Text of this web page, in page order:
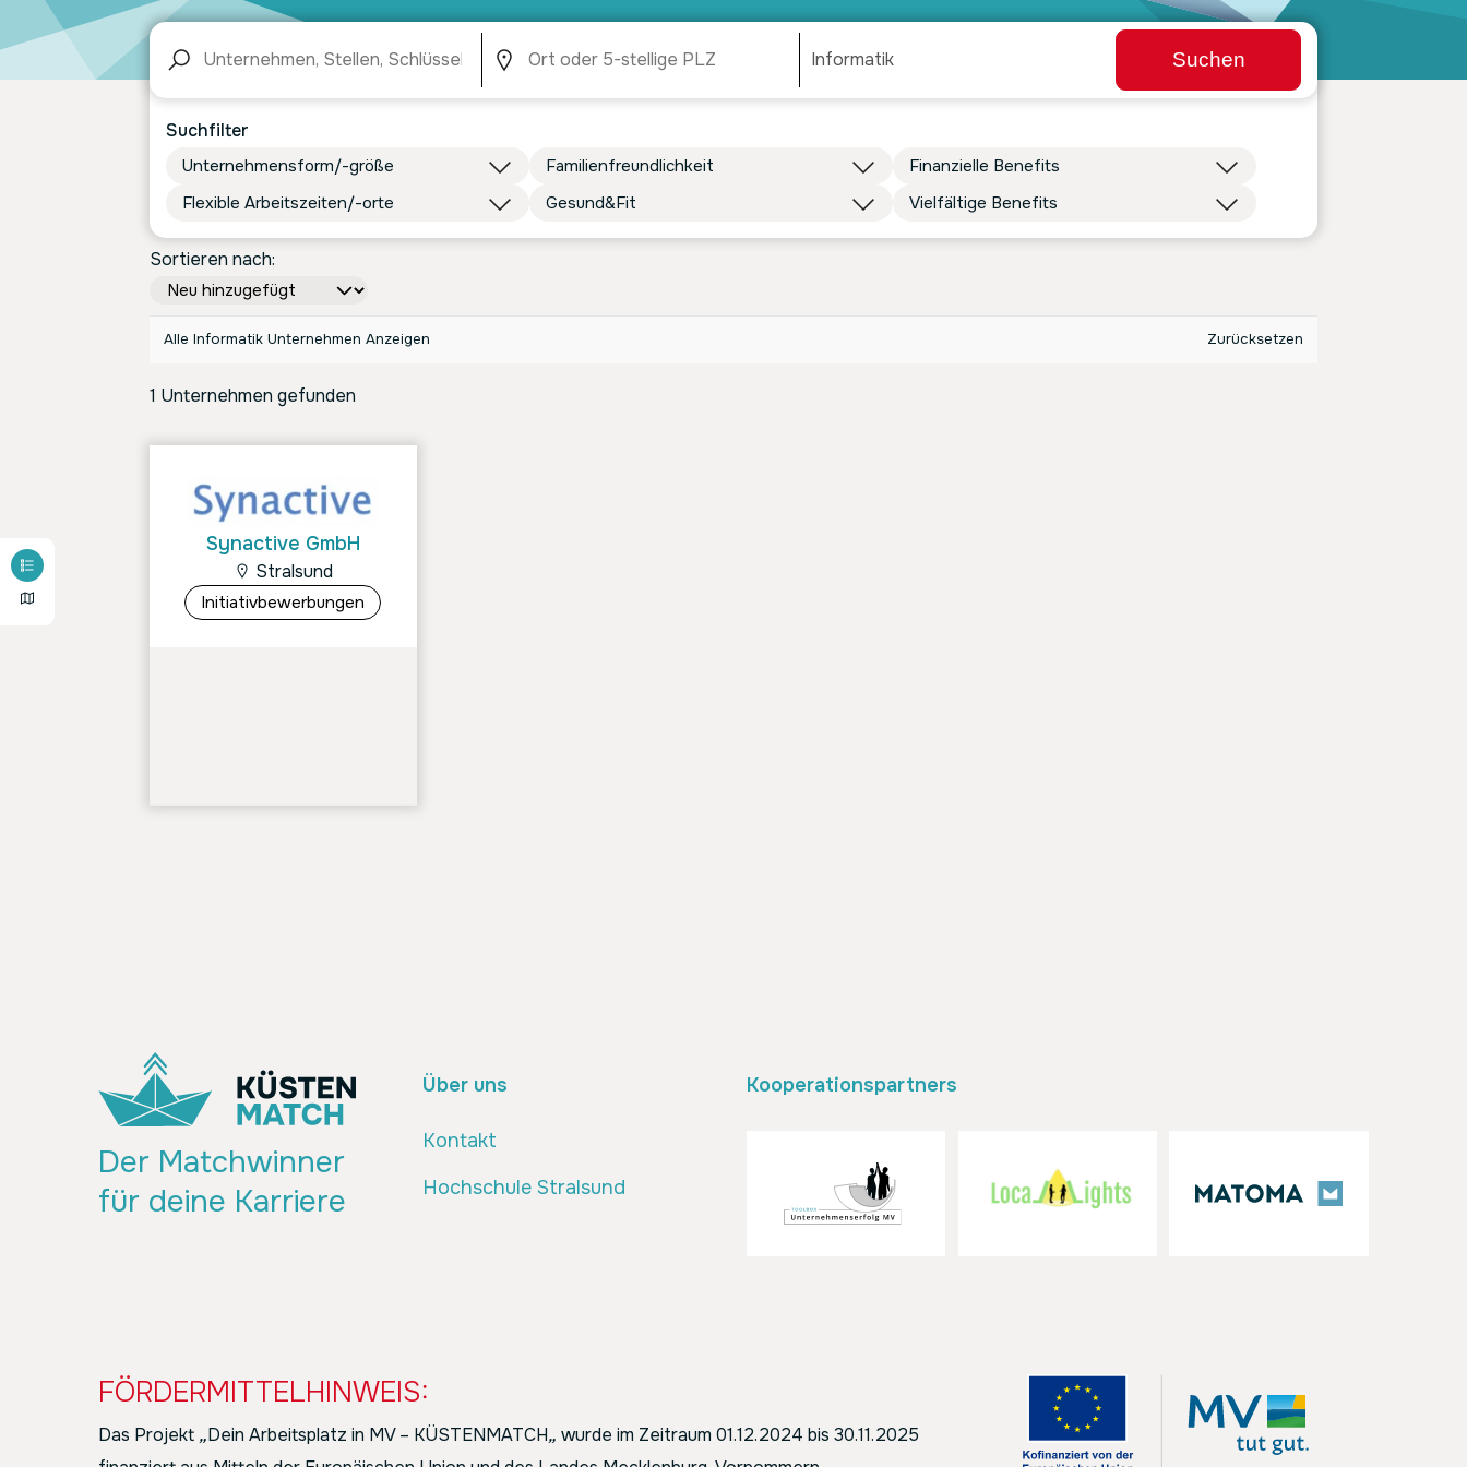
Suchen
Suchfilter
Unternehmensform/-größe Familienfreundlichkeit
Finanzielle Benefits
Flexible Arbeitszeiten/-orte
Gesund&Fit Vielfältige Benefits
Sortieren nach:
Alle Informatik Unternehmen Anzeigen Zurücksetzen
1 Unternehmen gefunden
Synactive GmbH
Stralsund
Initiativbewerbungen
Der Matchwinner
für deine Karriere
Über uns
Kontakt
Hochschule Stralsund
Kooperationspartners
FÖRDERMITTELHINWEIS:
Das Projekt „Dein Arbeitsplatz in MV – KÜSTENMATCH„ wurde im Zeitraum 01.12.2024 bis 30.11.2025